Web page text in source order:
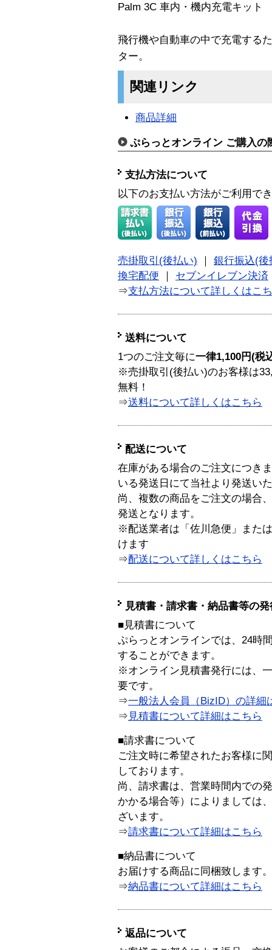
Palm 3C 車内・機内充電キット
飛行機や自動車の中で充電する
ター。
関連リンク
商品詳細
ぷらっとオンライン ご購入の
支払方法について
以下のお支払い方法がご利用で
売掛取引(後払い)
銀行振込(後
換宅配便
セブンイレブン決済
⇒支払方法について詳しくはこ
送料について
1つのご注文毎に一律1,100円(税
※売掛取引(後払い)のお客様は
無料！
⇒送料について詳しくはこちら
配送について
在庫がある場合のご注文につき
いる発送日にて当社より発送い
尚、複数の商品をご注文の場合
発送となります。
※配送業者は「佐川急便」また
けます
⇒配送について詳しくはこちら
見積書・請求書・納品書等の
■見積書について
ぷらっとオンラインでは、24時
することができます。
※オンライン見積書発行には、
要です。
⇒一般法人会員（BizID）の詳細
⇒ 見積書について詳細はこちら
■請求書について
ご注文時に希望されたお客様に
しております。
尚、請求書は、営業時間内での
かかる場合等）によりましては
ざいます。
⇒請求書について詳細はこちら
■納品書について
お届けする商品に同梱致します。
⇒納品書について詳細はこちら
返品について